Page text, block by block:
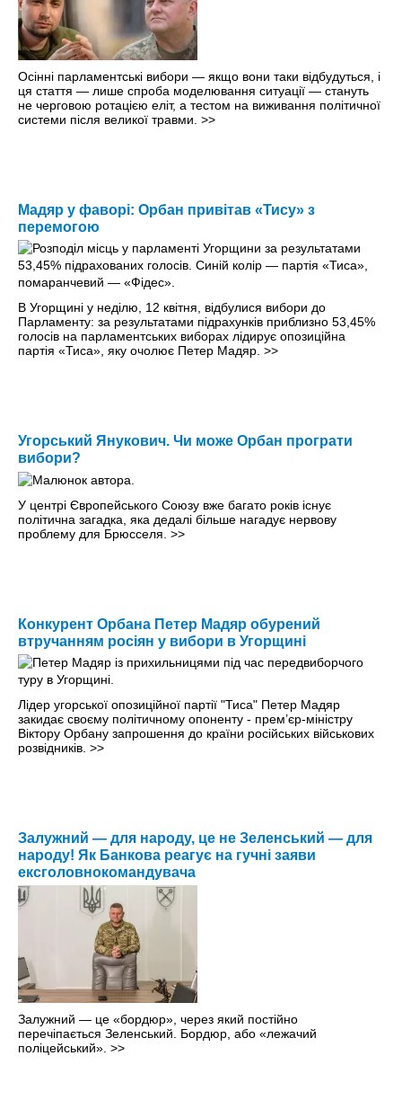
Осінні парламентські вибори — якщо вони таки відбудуться, і
ця стаття — лише спроба моделювання ситуації — стануть
не черговою ротацією еліт, а тестом на виживання політичної
системи після великої травми. >>
Мадяр у фаворі: Орбан привітав «Тису» з
перемогою
В Угорщині у неділю, 12 квітня, відбулися вибори до
Парламенту: за результатами підрахунків приблизно 53,45%
голосів на парламентських виборах лідирує опозиційна
партія «Тиса», яку очолює Петер Мадяр. >>
Угорський Янукович. Чи може Орбан програти
вибори?
У центрі Європейського Союзу вже багато років існує
політична загадка, яка дедалі більше нагадує нервову
проблему для Брюсселя. >>
Конкурент Орбана Петер Мадяр обурений
втручанням росіян у вибори в Угорщині
Лідер угорської опозиційної партії "Тиса" Петер Мадяр
закидає своєму політичному опоненту - прем’єр-міністру
Віктору Орбану запрошення до країни російських військових
розвідників. >>
Залужний — для народу, це не Зеленський — для
народу! Як Банкова реагує на гучні заяви
ексголовнокомандувача
Залужний — це «бордюр», через який постійно
перечіпається Зеленський. Бордюр, або «лежачий
поліцейський». >>